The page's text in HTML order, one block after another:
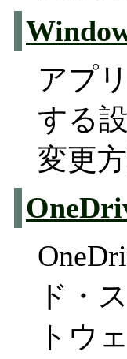
アプ
する
変更
ド・
トウ